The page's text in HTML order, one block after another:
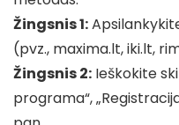
Žingsnis 1:
(pvz., maxima.lt, iki.lt,
Žingsnis 2: Ieškokite
programa“,